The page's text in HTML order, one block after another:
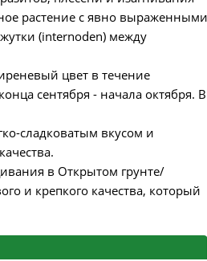
Mallorca Seeds
Medical Seeds Co.
Paradise Seeds
Philosopher Seeds
растение с явно выраженными
(internoden) между
цвет в течение
сентября - начала октября. В
сладковатым вкусом и
в Открытом грунте/
и крепкого качества, который